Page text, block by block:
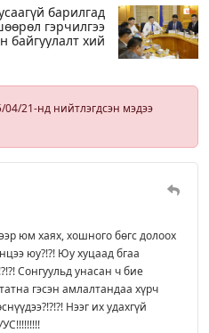
барилгад
гэрчилгээ
байгуулалт хий
21-нд нийтлэгдсэн мэдээ
юм хаях, хошного бөгс долоох
юу?!?! Юу хуцаад бгаа
Сонгуульд унасан ч бие
гэсэн амлалтандаа хүрч
Нээг их удахгүй